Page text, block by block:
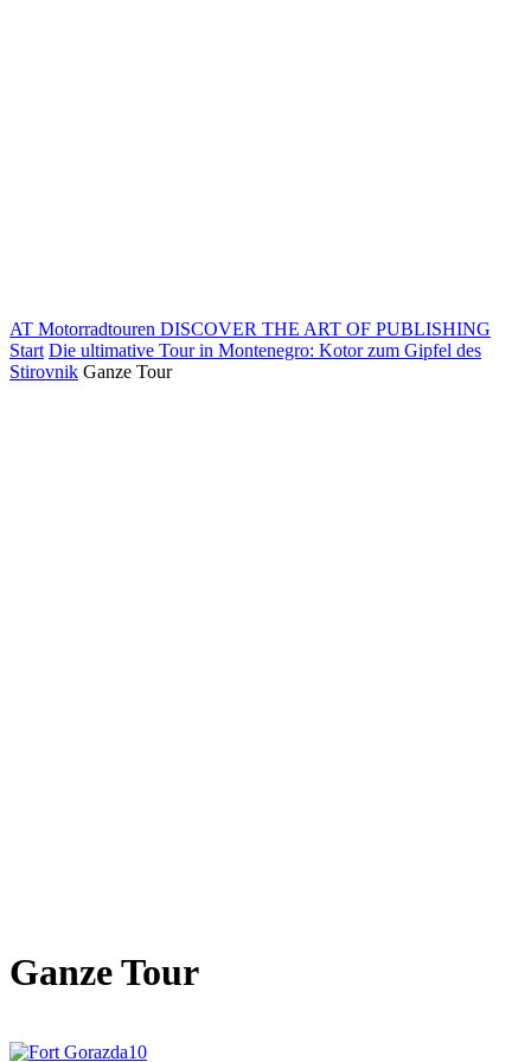
AT Motorradtouren DISCOVER THE ART OF PUBLISHING
Start Die ultimative Tour in Montenegro: Kotor zum Gipfel des
Stirovnik Ganze Tour
Ganze Tour